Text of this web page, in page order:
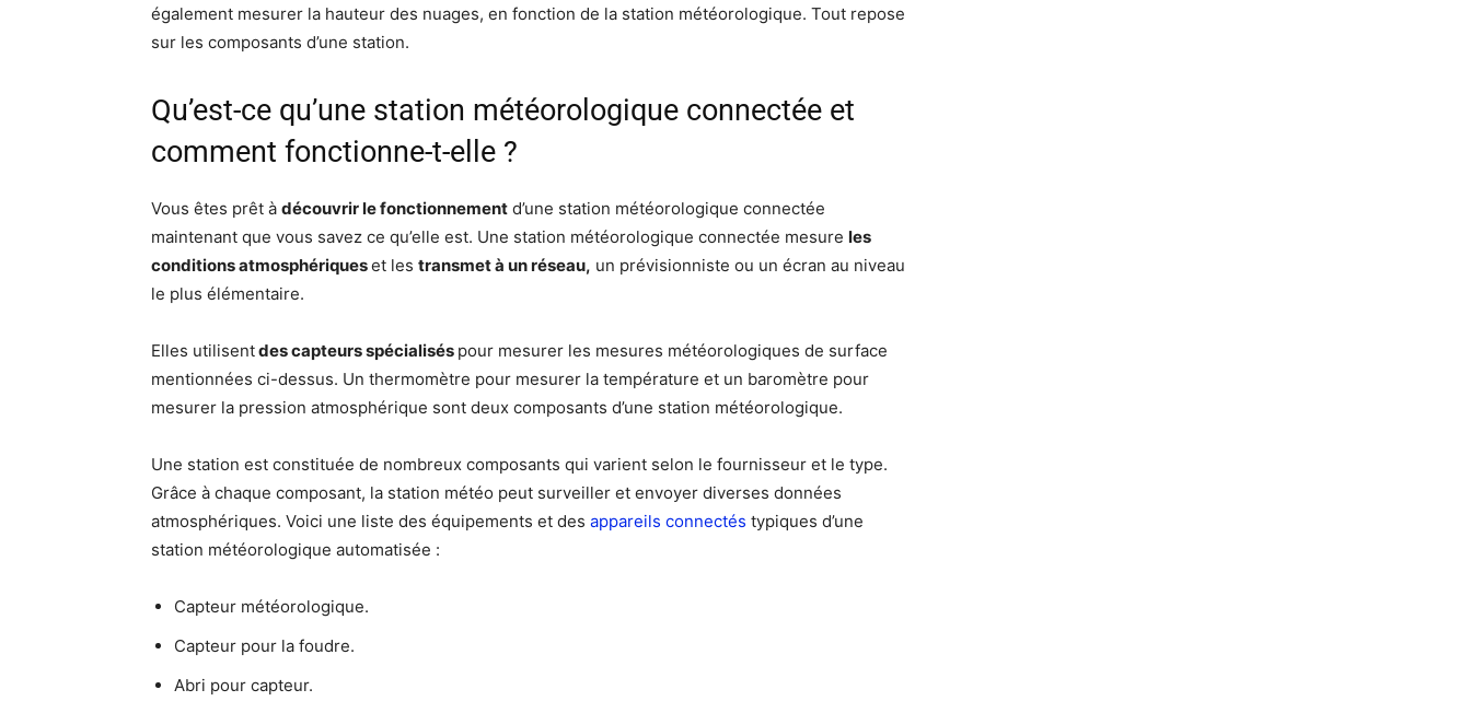
également mesurer la hauteur des nuages, en fonction de la station météorologique. Tout repose
sur les composants d’une station.
Qu’est-ce qu’une station météorologique connectée et
comment fonctionne-t-elle ?
Vous êtes prêt à découvrir le fonctionnement d’une station météorologique connectée
maintenant que vous savez ce qu’elle est. Une station météorologique connectée mesure les
conditions atmosphériqueset les transmet à un réseau, un prévisionniste ou un écran au niveau
le plus élémentaire.
Elles utilisentdes capteurs spécialisés pour mesurer les mesures météorologiques de surface
mentionnées ci-dessus. Un thermomètre pour mesurer la température et un baromètre pour
mesurer la pression atmosphérique sont deux composants d’une station météorologique.
Une station est constituée de nombreux composants qui varient selon le fournisseur et le type.
Grâce à chaque composant, la station météo peut surveiller et envoyer diverses données
atmosphériques. Voici une liste des équipements et des appareils connectés typiques d’une
station météorologique automatisée :
Capteur météorologique.
Capteur pour la foudre.
Abri pour capteur.